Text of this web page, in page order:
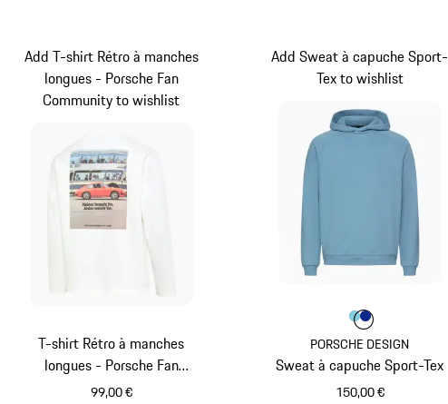
T-shirt Rétro à manches
longues - Porsche Fan
Community
99,00 €
Add T-shirt Rétro à manches
longues - Porsche Fan
Community to wishlist
PORSCHE DESIGN
Sweat à capuche Sport-Tex
150,00 €
Add Sweat à capuche Sport-
Tex to wishlist
Couleur
Couleur
Couleur